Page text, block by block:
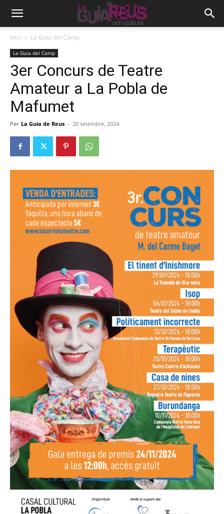
Inici La Guia del Camp
La Guia del Camp
3er Concurs de Teatre
Amateur a La Pobla de
Mafumet
Per La Guia de Reus - 20 setembre, 2024